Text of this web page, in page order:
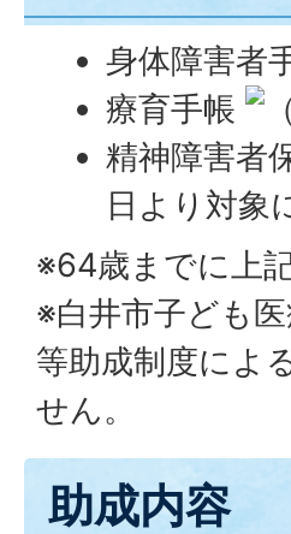
身体障害者
療育手帳
精神障害者
日より対象
※64歳までに上
※白井市子ども
等助成制度によ
せん。
助成内容